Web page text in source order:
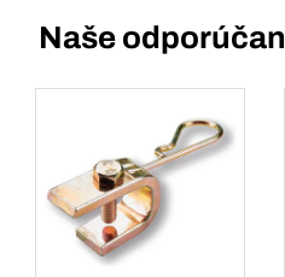
Naše